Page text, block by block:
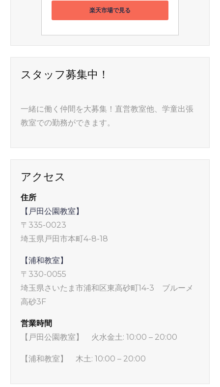
楽天市場で見る
スタッフ募集中！
一緒に働く仲間を大募集！直営教室他、学童出張
教室での勤務ができます。
アクセス
住所
【戸田公園教室】
〒335-0023
埼玉県戸田市本町4-8-18
【浦和教室】
〒330-0055
埼玉県さいたま市浦和区東高砂町14-3 ブルーメ
高砂3F
営業時間
【戸田公園教室】 火水金土: 10:00 – 20:00
【浦和教室】 木土: 10:00 – 20:00